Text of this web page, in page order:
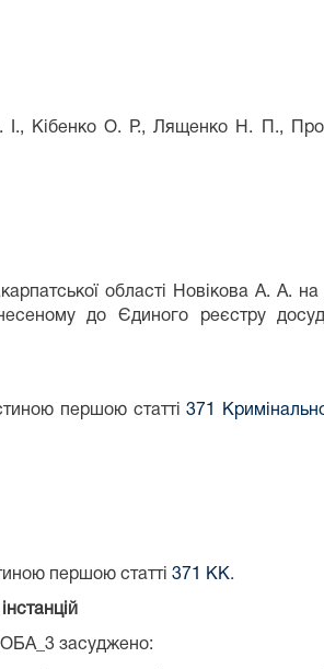
І., Кібенко О. Р., Лященко Н. П.,
області Новікова А. А.
до Єдиного реєстру
першою статті371
першою статті 371 КК.
засуджено: